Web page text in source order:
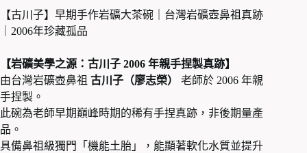
【古川子】早期手作岩礦大茶碗｜台灣岩礦壺鼻祖真跡
｜2006年珍藏孤品
【岩礦美學之源：古川子 2006 年親手捏製真跡】
由台灣岩礦壺鼻祖 古川子（廖志榮）
老師於 2006 年親
手捏製。
此碗為老師早期巔峰時期的稀有手捏真跡，非後期量產
品。
具備鼻祖級獨門「機能土胎」，能顯著軟化水質並提升